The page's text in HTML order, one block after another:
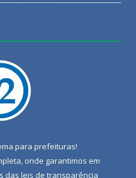
para prefeituras!
onde garantimos em
das leis de transparência